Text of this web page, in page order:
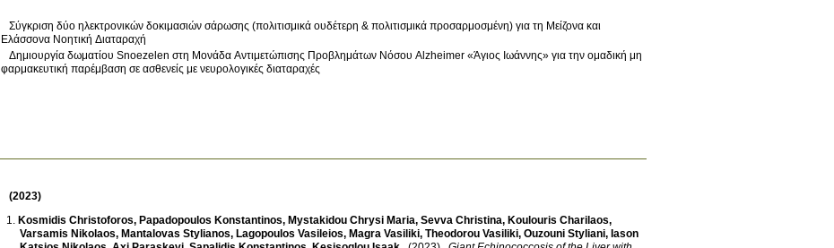
Σύγκριση δύο ηλεκτρονικών δοκιμασιών σάρωσης (πολιτισμικά ουδέτερη & πολιτισμικά προσαρμοσμένη) για τη Μείζονα και
Ελάσσονα Νοητική Διαταραχή
Δημιουργία δωματίου Snoezelen στη Μονάδα Αντιμετώπισης Προβλημάτων Νόσου Alzheimer «Άγιος Ιωάννης» για την ομαδική μη
φαρμακευτική παρέμβαση σε ασθενείς με νευρολογικές διαταραχές
(2023)
Kosmidis Christoforos, Papadopoulos Konstantinos, Mystakidou Chrysi Maria, Sevva Christina, Koulouris Charilaos,
Varsamis Nikolaos, Mantalovas Stylianos, Lagopoulos Vasileios, Magra Vasiliki, Theodorou Vasiliki, Ouzouni Styliani, Iason